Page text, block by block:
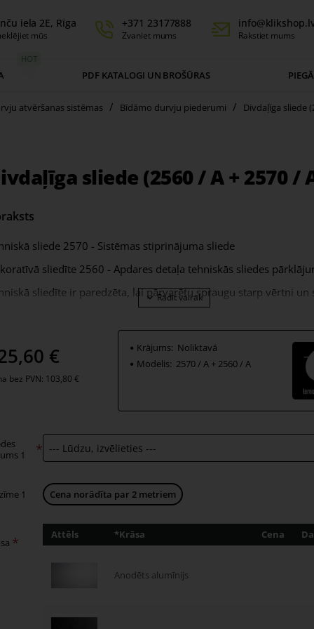
iela 2E, Rīga
mūs
+371 23177888
Zvaniet mums
info@klikshop.lv
Rakstiet mums
HOT
PDF KATALOGI UN BROŠŪRAS
atvēršanas sistēmas Bīdāmo durvju piederumi Divdaļīga sliede
sliede (2560 / A + 2570 /
sliede 2570 - Sistēmas stiprinājuma sliede
sliedīte 2560 - Apdares detaļa tehniskās sliedes
sliedīte ir paredzēta, lai pārvarētu spraugu starp vērtni un
ir pieejama 2 m, 3 m, 4 m vai 6 m garumā.
€
bez PVN: 103,80 €
Krājums: Noliktavā
Modelis: 2570 / A + 2560 / A
1
1 Cena norādīta par 2 metriem
Attēls *Krāsa Cena
Anodēts alumīnijs